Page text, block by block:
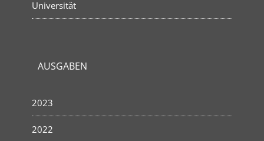
Universität
AUSGABEN
2023
2022